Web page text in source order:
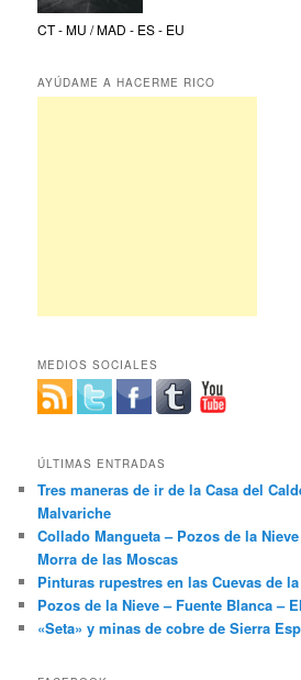
CT - MU / MAD - ES - EU
AYÚDAME A HACERME RICO
MEDIOS SOCIALES
ÚLTIMAS ENTRADAS
Tres maneras de ir de la Casa del
Malvariche
Collado Mangueta – Pozos de la
Morra de las Moscas
Pinturas rupestres en las Cuevas de
Pozos de la Nieve – Fuente Blanca –
«Seta» y minas de cobre de Sierra